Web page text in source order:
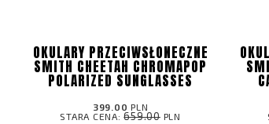
OKULARY PRZECIWSŁONECZNE
SMITH CHEETAH CHROMAPOP
POLARIZED SUNGLASSES
399.00 PLN
STARA CENA:659.00PLN